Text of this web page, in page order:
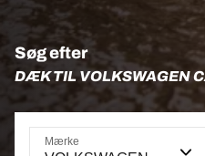
Søg efter
DÆK TIL VOLKSWAGEN
Mærke